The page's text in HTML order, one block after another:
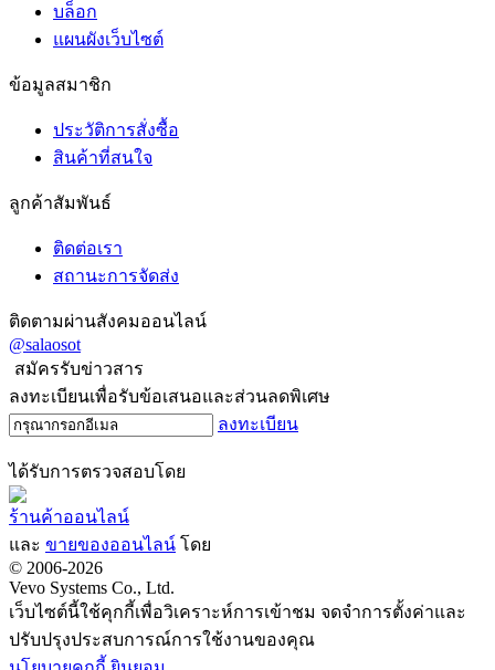
บล็อก
แผนผังเว็บไซต์
ข้อมูลสมาชิก
ประวัติการสั่งซื้อ
สินค้าที่สนใจ
ลูกค้าสัมพันธ์
ติดต่อเรา
สถานะการจัดส่ง
ติดตามผ่านสังคมออนไลน์
@salaosot
สมัครรับข่าวสาร
ลงทะเบียนเพื่อรับข้อเสนอและส่วนลดพิเศษ
ลงทะเบียน
ได้รับการตรวจสอบโดย
ร้านค้าออนไลน์
และ ขายของออนไลน์ โดย
© 2006-2026
Vevo Systems Co., Ltd.
เว็บไซต์นี้ใช้คุกกี้เพื่อวิเคราะห์การเข้าชม จดจำการตั้งค่าและ
ปรับปรุงประสบการณ์การใช้งานของคุณ